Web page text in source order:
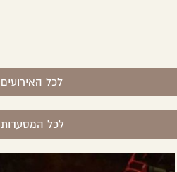
לכל האירועים
לכל המסעדות